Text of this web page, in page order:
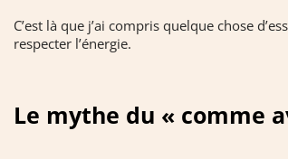
C’est là que j’ai compris quelque chose
respecter l’énergie.
Le mythe du « comme